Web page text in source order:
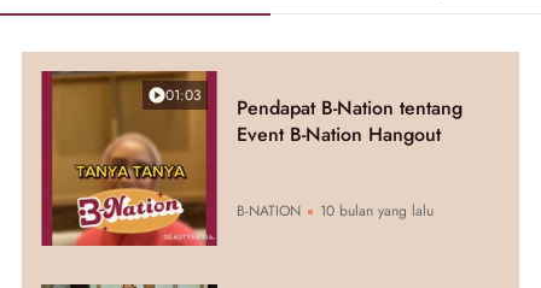
01:03
Pendapat B-Nation tentang
Event B-Nation Hangout
B-NATION 10 bulan yang lalu